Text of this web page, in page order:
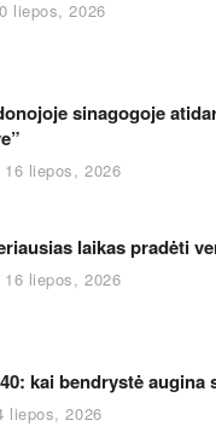
liepos, 2026
sinagogoje
liepos, 2026
laikas pradėti
liepos, 2026
kai bendrystė augina
liepos, 2026